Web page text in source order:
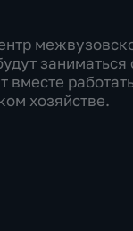
вместе
хозяйстве.